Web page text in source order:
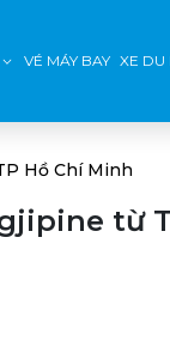
VÉ MÁY BAY XE DU
Hồ Chí Minh
từ